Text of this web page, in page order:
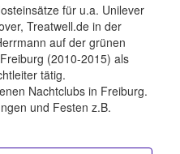
für u.a. Unilever
Treatwell.de in der
auf der grünen
(2010-2015) als
tätig.
Nachtclubs in Freiburg.
und Festen z.B.